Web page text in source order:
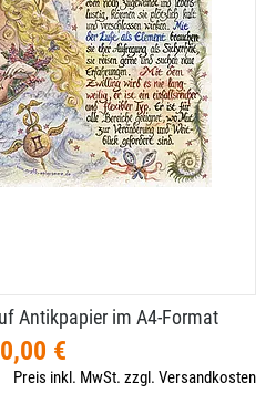
Antikpapier im A4-​Format
€
Preis inkl. MwSt. zzgl. Versandkosten